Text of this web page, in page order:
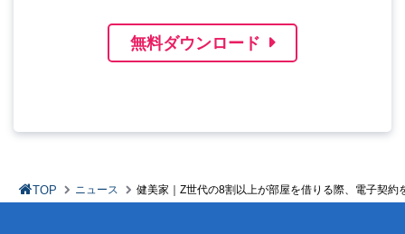
無料ダウンロード
TOP ニュース 健美家｜Z世代の8割以上が部屋を借りる際、電子契